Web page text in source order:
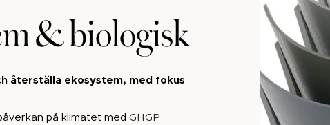
& biologisk
återställa ekosystem, med fokus
på klimatet med GHGP